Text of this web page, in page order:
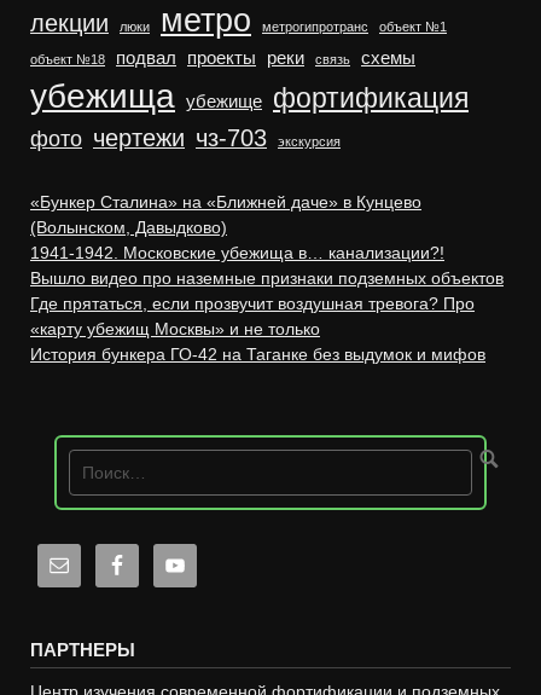
лекции люки метро метрогипротранс объект №1
объект №18 подвал проекты реки связь схемы
убежища убежище фортификация
фото чертежи чз-703 экскурсия
«Бункер Сталина» на «Ближней даче» в Кунцево
(Волынском, Давыдково)
1941-1942. Московские убежища в… канализации?!
Вышло видео про наземные признаки подземных объектов
Где прятаться, если прозвучит воздушная тревога? Про
«карту убежищ Москвы» и не только
История бункера ГО-42 на Таганке без выдумок и мифов
ПАРТНЕРЫ
Центр изучения современной фортификации и подземных